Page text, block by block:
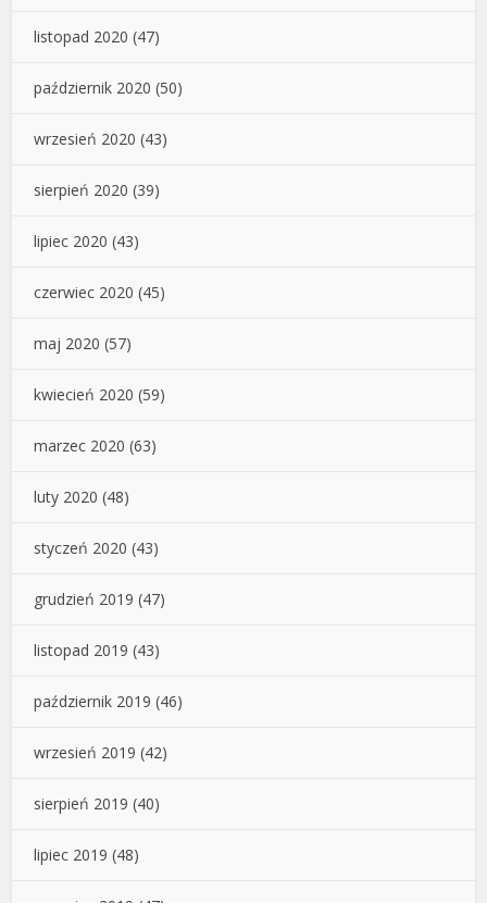
listopad 2020 (47)
październik 2020 (50)
wrzesień 2020 (43)
sierpień 2020 (39)
lipiec 2020 (43)
czerwiec 2020 (45)
maj 2020 (57)
kwiecień 2020 (59)
marzec 2020 (63)
luty 2020 (48)
styczeń 2020 (43)
grudzień 2019 (47)
listopad 2019 (43)
październik 2019 (46)
wrzesień 2019 (42)
sierpień 2019 (40)
lipiec 2019 (48)